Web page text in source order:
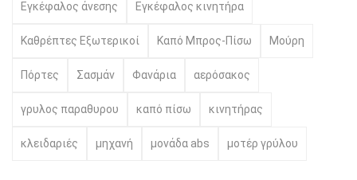
Εγκέφαλος άνεσης Εγκέφαλος κινητήρα
Καθρέπτες Εξωτερικοί Καπό Μπρος-Πίσω Μούρη
Πόρτες Σασμάν Φανάρια αερόσακος
γρυλος παραθυρου καπό πίσω κινητήρας
κλειδαριές μηχανή μονάδα abs μοτέρ γρύλου